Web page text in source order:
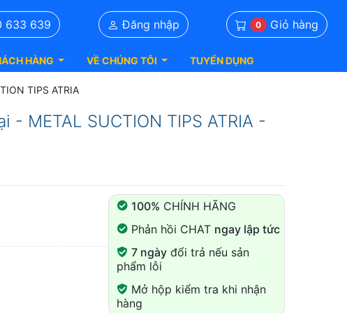
633 639 Đăng nhập 0 Giỏ hàng
HÀNG VỀ CHÚNG TÔI TUYỂN DỤNG
TIPS ATRIA
METAL SUCTION TIPS ATRIA -
100% CHÍNH HÃNG
Phản hồi CHAT ngay lập tức
7 ngàyđổi trả nếu sản
phẩm lỗi
Mở hộp kiểm tra khi nhận
hàng